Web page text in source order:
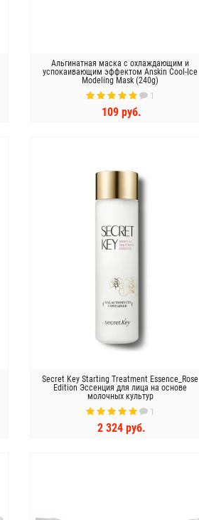
Альгинатная маска с охлаждающим и
успокаивающим эффектом Anskin Cool-Ice
Modeling Mask (240g)
1
109 руб.
Secret Key Starting Treatment Essence_Rose
Edition Эссенция для лица на основе
молочных культур
1
2 324 руб.